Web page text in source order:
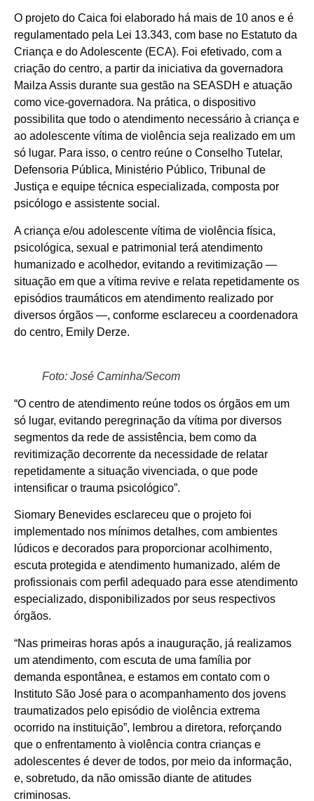
O projeto do Caica foi elaborado há mais de 10 anos e é
regulamentado pela Lei 13.343, com base no Estatuto da
Criança e do Adolescente (ECA). Foi efetivado, com a
criação do centro, a partir da iniciativa da governadora
Mailza Assis durante sua gestão na SEASDH e atuação
como vice-governadora. Na prática, o dispositivo
possibilita que todo o atendimento necessário à criança e
ao adolescente vítima de violência seja realizado em um
só lugar. Para isso, o centro reúne o Conselho Tutelar,
Defensoria Pública, Ministério Público, Tribunal de
Justiça e equipe técnica especializada, composta por
psicólogo e assistente social.
A criança e/ou adolescente vítima de violência física,
psicológica, sexual e patrimonial terá atendimento
humanizado e acolhedor, evitando a revitimização —
situação em que a vítima revive e relata repetidamente os
episódios traumáticos em atendimento realizado por
diversos órgãos —, conforme esclareceu a coordenadora
do centro, Emily Derze.
Foto: José Caminha/Secom
“O centro de atendimento reúne todos os órgãos em um
só lugar, evitando peregrinação da vítima por diversos
segmentos da rede de assistência, bem como da
revitimização decorrente da necessidade de relatar
repetidamente a situação vivenciada, o que pode
intensificar o trauma psicológico”.
Siomary Benevides esclareceu que o projeto foi
implementado nos mínimos detalhes, com ambientes
lúdicos e decorados para proporcionar acolhimento,
escuta protegida e atendimento humanizado, além de
profissionais com perfil adequado para esse atendimento
especializado, disponibilizados por seus respectivos
órgãos.
“Nas primeiras horas após a inauguração, já realizamos
um atendimento, com escuta de uma família por
demanda espontânea, e estamos em contato com o
Instituto São José para o acompanhamento dos jovens
traumatizados pelo episódio de violência extrema
ocorrido na instituição”, lembrou a diretora, reforçando
que o enfrentamento à violência contra crianças e
adolescentes é dever de todos, por meio da informação,
e, sobretudo, da não omissão diante de atitudes
criminosas.